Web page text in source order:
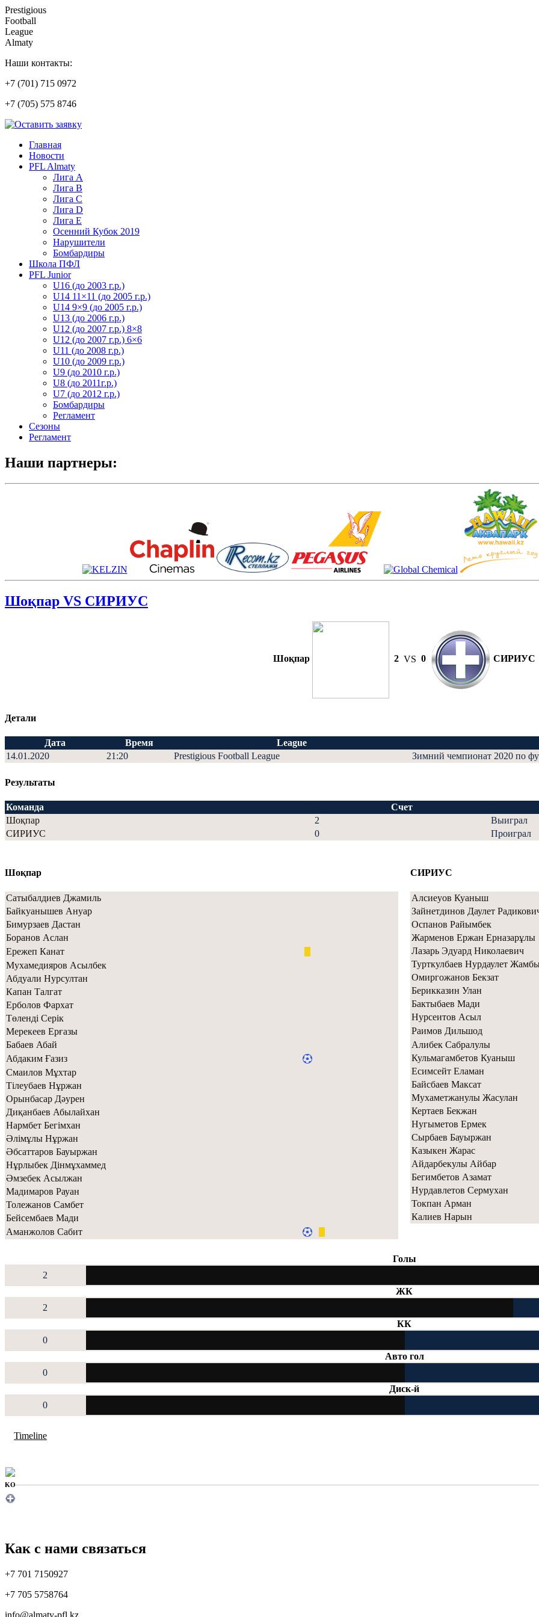
Prestigious
Football
League
Almaty
Наши контакты:
+7 (701) 715 0972
+7 (705) 575 8746
Главная
Новости
PFL Almaty
Лига A
Лига В
Лига С
Лига D
Лига Е
Осенний Кубок 2019
Нарушители
Бомбардиры
Школа ПФЛ
PFL Junior
U16 (до 2003 г.р.)
U14 11×11 (до 2005 г.р.)
U14 9×9 (до 2005 г.р.)
U13 (до 2006 г.р.)
U12 (до 2007 г.р.) 8×8
U12 (до 2007 г.р.) 6×6
U11 (до 2008 г.р.)
U10 (до 2009 г.р.)
U9 (до 2010 г.р.)
U8 (до 2011г.р.)
U7 (до 2012 г.р.)
Бомбардиры
Регламент
Сезоны
Регламент
Наши партнеры:
Шоқпар VS СИРИУС
Шоқпар 2 VS 0 СИРИУС
Детали
Дата Время League
14.01.2020
21:20 Prestigious Football League Зимний чемпионат 2020 по
Результаты
Команда Счет
Шоқпар
2
Выиграл
СИРИУС
0 Проиграл
Шоқпар
Сатыбалдиев Джамиль
Байкуанышев Ануар
Бимурзаев Дастан
Боранов Аслан
Ережеп Канат
Мухамедияров Асылбек
Абдуали Нурсултан
Капан Талгат
Ерболов Фархат
Төленді Серік
Мерекеев Ерғазы
Бабаев Абай
Абдаким Ғазиз
Смаилов Мұхтар
Тiлеубаев Нұржан
Орынбасар Дәурен
Диқанбаев Абылайхан
Нармбет Бегiмхан
Әлiмұлы Нұржан
Әбсаттаров Бауыржан
Нұрлыбек Дінмұхаммед
Әмзебек Асылжан
Мадимаров Рауан
Толежанов Самбет
Бейсембаев Мади
Аманжолов Сабит
СИРИУС
Алсиеуов Куаныш
Зайнетдинов Даулет
Оспанов Райымбек
Жарменов Ержан Ерназарұлы
Лазарь Эдуард Николаевич
Турткулбаев Нурдаулет
Омиргожанов Бекзат
Берикказин Улан
Бактыбаев Мади
Нурсеитов Асыл
Раимов Дильшод
Алибек Сабралулы
Кульмагамбетов Куаныш
Есимсейт Еламан
Байсбаев Максат
Мухаметжанулы Жасулан
Кертаев Бекжан
Нугыметов Ермек
Сырбаев Бауыржан
Казыкен Жарас
Айдарбекулы Айбар
Бегимбетов Азамат
Нурдавлетов Сермухан
Токпан Арман
Калиев Нарын
Голы
2
ЖК
2
КК
0
Авто гол
0
Диск-й
0
Timeline
KO
Как с нами связаться
+7 701 7150927
+7 705 5758764
info@almaty-pfl.kz